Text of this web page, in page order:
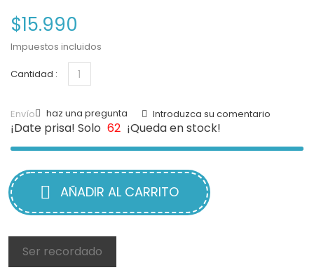
$15.990
Impuestos incluidos
Cantidad :
Envío haz una pregunta Introduzca su comentario
¡Date prisa! Solo 62 ¡Queda en stock!
AÑADIR AL CARRITO
Ser recordado